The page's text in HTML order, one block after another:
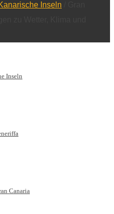
Inseln
Canaria
Inseln